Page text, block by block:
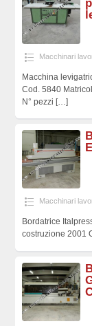
Macchinari
Macchina
Cod. 5840
N° pezzi […]
Macchinari
Bordatrice
costruzione 2001